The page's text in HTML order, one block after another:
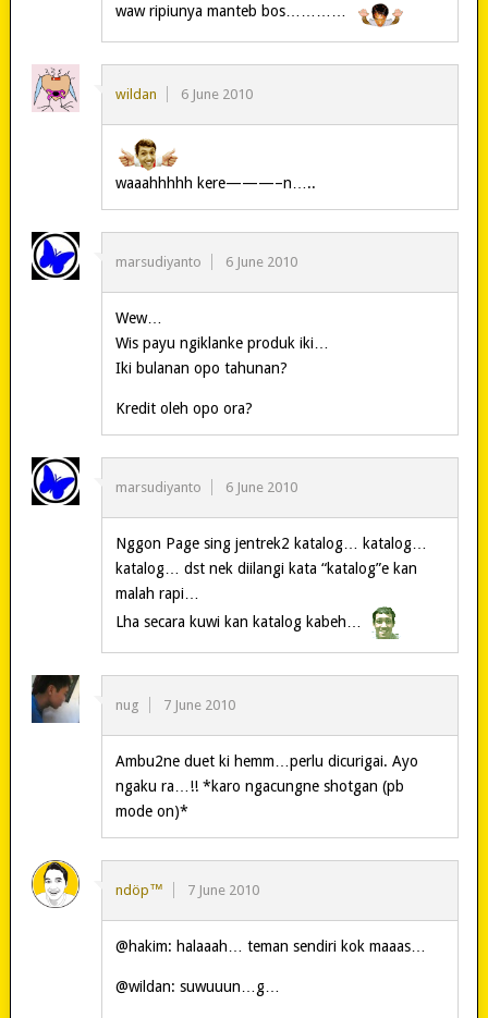
waw ripiunya manteb bos…………
wildan 6 June 2010
waaahhhhh kere———–n…..
marsudiyanto 6 June 2010
Wew…
Wis payu ngiklanke produk iki…
Iki bulanan opo tahunan?
Kredit oleh opo ora?
marsudiyanto 6 June 2010
Nggon Page sing jentrek2 katalog… katalog…
katalog… dst nek diilangi kata “katalog”e kan
malah rapi…
Lha secara kuwi kan katalog kabeh…
nug 7 June 2010
Ambu2ne duet ki hemm…perlu dicurigai. Ayo
ngaku ra…!! *karo ngacungne shotgan (pb
mode on)*
ndöp™ 7 June 2010
@hakim: halaaah… teman sendiri kok maaas…
@wildan: suwuuun…g…